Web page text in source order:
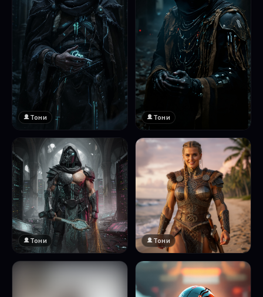
Тони Тони
Тони Тони